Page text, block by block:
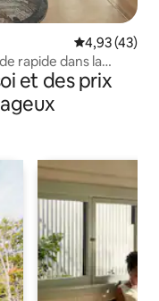
Note
4,93 (43)
rapide dans la
et des prix